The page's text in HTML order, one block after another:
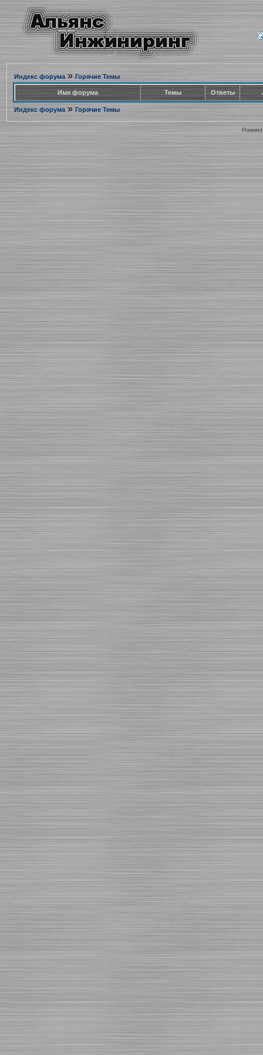
Индекс форума» Горячие Темы
Имя форума Темы Ответы
Индекс форума» Горячие Темы